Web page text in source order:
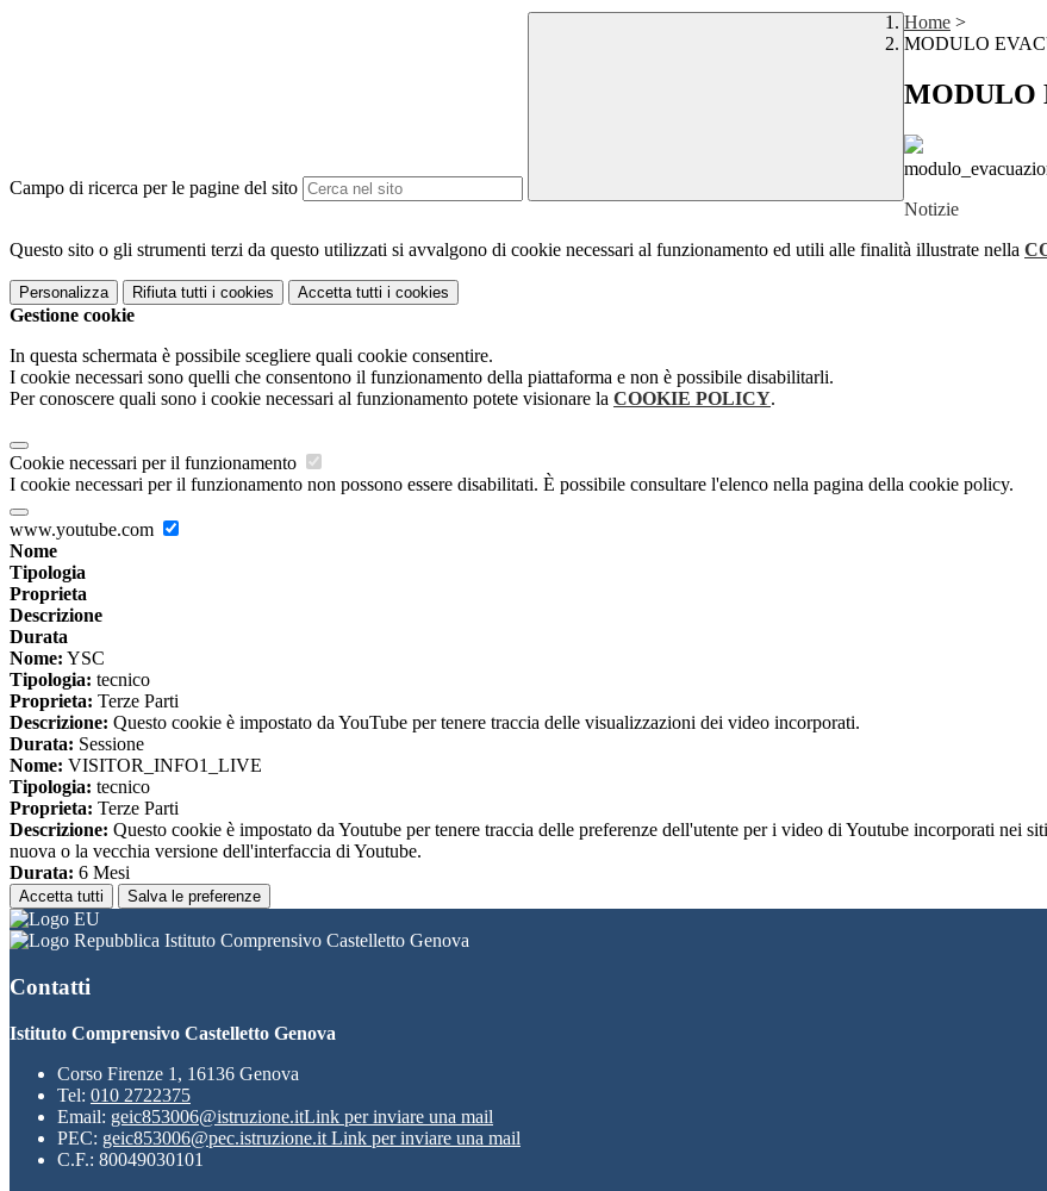
Campo di ricerca per le pagine del sito
Home >
MODULO
MODULO
Notizie
Questo sito o gli strumenti terzi da questo utilizzati si avvalgono di cookie necessari al funzionamento ed utili alle finalità illustrate nella
Personalizza Rifiuta tutti i cookies Accetta tutti i cookies
Gestione cookie
In questa schermata è possibile scegliere quali cookie consentire.
I cookie necessari sono quelli che consentono il funzionamento della piattaforma e non è possibile disabilitarli.
Per conoscere quali sono i cookie necessari al funzionamento potete visionare la COOKIE POLICY.
Cookie necessari per il funzionamento
I cookie necessari per il funzionamento non possono essere disabilitati. È possibile consultare l'elenco nella pagina della cookie policy.
www.youtube.com
Nome
Tipologia
Proprieta
Descrizione
Durata
Nome: YSC
Tipologia: tecnico
Proprieta: Terze Parti
Descrizione: Questo cookie è impostato da YouTube per tenere traccia delle visualizzazioni dei video incorporati.
Durata: Sessione
Nome: VISITOR_INFO1_LIVE
Tipologia: tecnico
Proprieta: Terze Parti
Descrizione: Questo cookie è impostato da Youtube per tenere traccia delle preferenze dell'utente per i video di Youtube incorporati nei
nuova o la vecchia versione dell'interfaccia di Youtube.
Durata: 6 Mesi
Accetta tutti Salva le preferenze
Istituto Comprensivo Castelletto Genova
Contatti
Istituto Comprensivo Castelletto Genova
Corso Firenze 1, 16136 Genova
Tel: 010 2722375
Email: geic853006@istruzione.itLink per inviare una mail
PEC: geic853006@pec.istruzione.it Link per inviare una mail
C.F.: 80049030101